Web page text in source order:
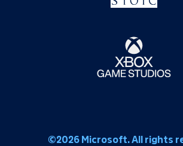
©2026 Microsoft. All rights